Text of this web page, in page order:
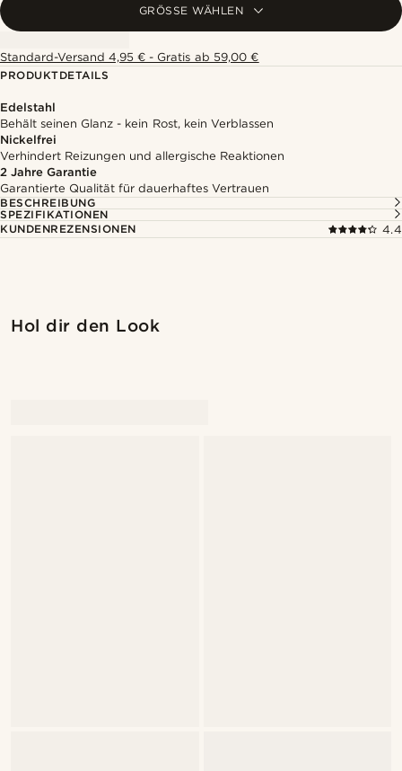
GRÖSSE WÄHLEN
Standard-Versand 4,95 € - Gratis ab 59,00 €
PRODUKTDETAILS
Edelstahl
Behält seinen Glanz - kein Rost, kein Verblassen
Nickelfrei
Verhindert Reizungen und allergische Reaktionen
2 Jahre Garantie
Garantierte Qualität für dauerhaftes Vertrauen
BESCHREIBUNG
SPEZIFIKATIONEN
KUNDENREZENSIONEN
4.4
Hol dir den Look